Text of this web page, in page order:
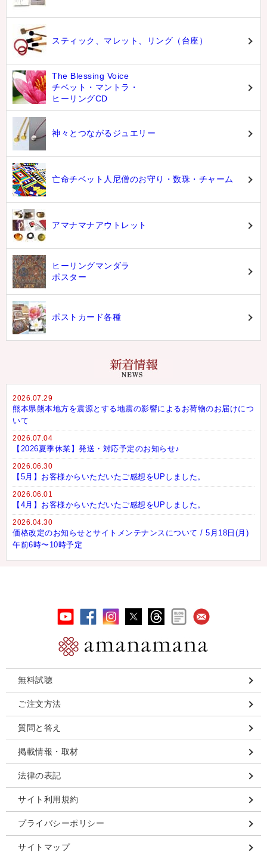
スティック、マレット、リング（台座）
The Blessing Voice
チベット・マントラ・
ヒーリングCD
神々とつながるジュエリー
亡命チベット人尼僧のお守り・数珠・チャーム
アマナマナアウトレット
ヒーリングマンダラ
ポスター
ポストカード各種
2026.07.29
熊本県熊本地方を震源とする地震の影響によるお荷物のお届けにつ
いて
2026.07.04
【2026夏季休業】発送・対応予定のお知らせ♪
2026.06.30
【5月】お客様からいただいたご感想をUPしました。
2026.06.01
【4月】お客様からいただいたご感想をUPしました。
2026.04.30
価格改定のお知らせとサイトメンテナンスについて / 5月18日(月)
午前6時〜10時予定
無料試聴
ご注文方法
質問と答え
掲載情報・取材
法律の表記
サイト利用規約
プライバシーポリシー
サイトマップ